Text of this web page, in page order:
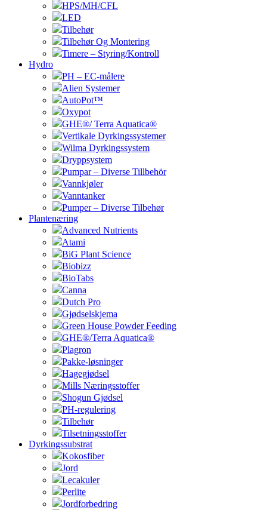
HPS/MH/CFL
LED
Tilbehør
Tilbehør Og Montering
Timere – Styring/Kontroll
Hydro
PH – EC-målere
Alien Systemer
AutoPot™
Oxypot
GHE®/ Terra Aquatica®
Vertikale Dyrkingssystemer
Wilma Dyrkingssystem
Dryppsystem
Pumpar – Diverse Tillbehör
Vannkjøler
Vanntanker
Pumper – Diverse Tilbehør
Plantenæring
Advanced Nutrients
Atami
BiG Plant Science
Biobizz
BioTabs
Canna
Dutch Pro
Gjødselskjema
Green House Powder Feeding
GHE®/Terra Aquatica®
Plagron
Pakke-løsninger
Hagegjødsel
Mills Næringsstoffer
Shogun Gjødsel
PH-regulering
Tilbehør
Tilsetningsstoffer
Dyrkingssubstrat
Kokosfiber
Jord
Lecakuler
Perlite
Jordforbedring